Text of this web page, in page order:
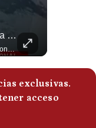
¿Por Qué EE.UU. Necesita Desesperadamente Al Golfo? | Gestión Mundo